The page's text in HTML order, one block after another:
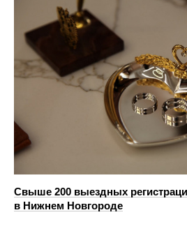
Свыше 200 выездных
в Нижнем Новгороде